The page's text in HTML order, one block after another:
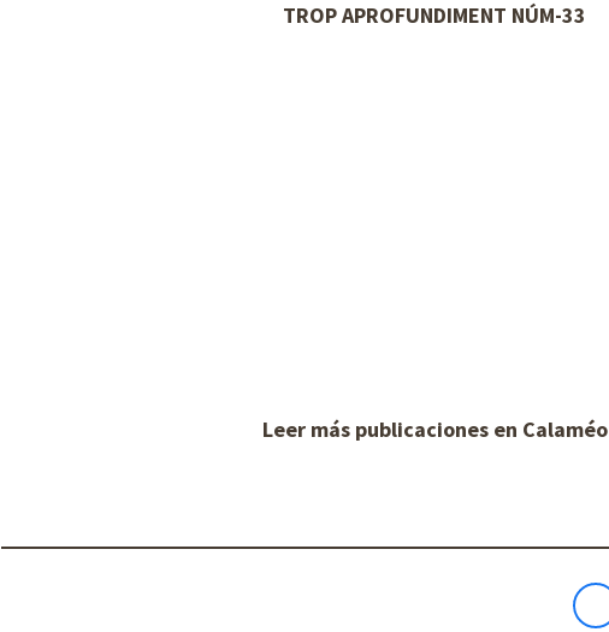
TROP APROFUNDIMENT NÚM-33
Leer más publicaciones en Calaméo